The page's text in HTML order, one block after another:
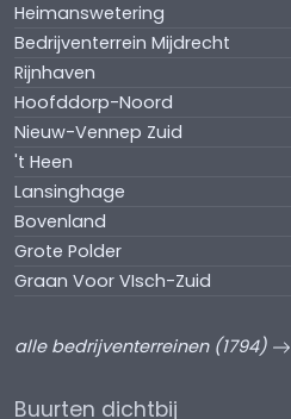
Heimanswetering
Bedrijventerrein Mijdrecht
Rijnhaven
Hoofddorp-Noord
Nieuw-Vennep Zuid
't Heen
Lansinghage
Bovenland
Grote Polder
Graan Voor VIsch-Zuid
alle bedrijventerreinen (1794)
Buurten dichtbij